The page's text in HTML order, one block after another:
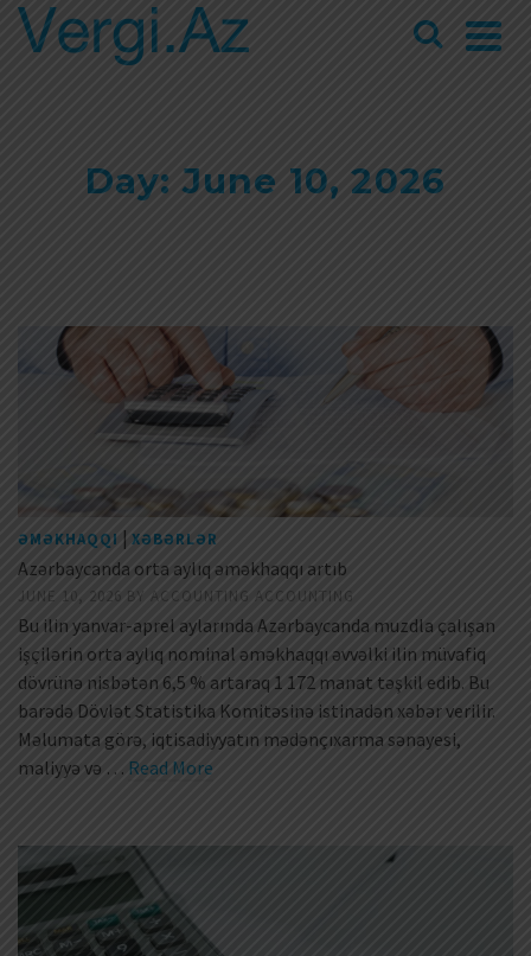
Day: June 10, 2026
ƏMƏKHAQQI | XƏBƏRLƏR
Azərbaycanda orta aylıq əməkhaqqı artıb
JUNE 10, 2026 BY ACCOUNTING ACCOUNTING
Bu ilin yanvar-aprel aylarında Azərbaycanda muzdla çalışan
işçilərin orta aylıq nominal əməkhaqqı əvvəlki ilin müvafiq
dövrünə nisbətən 6,5 % artaraq 1 172 manat təşkil edib. Bu
barədə Dövlət Statistika Komitəsinə istinadən xəbər verilir.
Məlumata görə, iqtisadiyyatın mədənçıxarma sənayesi,
maliyyə və … Read More